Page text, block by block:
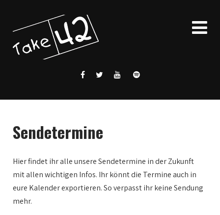
Sendetermine
Hier findet ihr alle unsere Sendetermine in der Zukunft
mit allen wichtigen Infos. Ihr könnt die Termine auch in
eure Kalender exportieren. So verpasst ihr keine Sendung
mehr.